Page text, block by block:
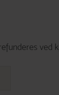
ved